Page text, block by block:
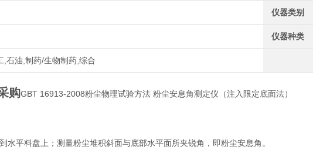
仪器类别
仪器种类
,石油,制药/生物制药,综合
购GBT 16913-2008粉尘物理试验方法 粉尘安息角测定仪（注入限定底面法）
水平料盘上；测量粉尘堆积斜面与底部水平面所夹锐角，即粉尘安息角。